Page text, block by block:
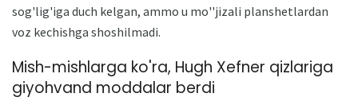
sog'lig'iga duch kelgan, ammo u mo''jizali planshetlardan
voz kechishga shoshilmadi.
Mish-mishlarga ko'ra, Hugh Xefner qizlariga
giyohvand moddalar berdi